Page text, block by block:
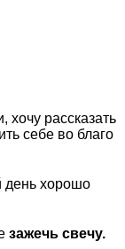
хочу рассказать
себе во благо
день хорошо
зажечь свечу.